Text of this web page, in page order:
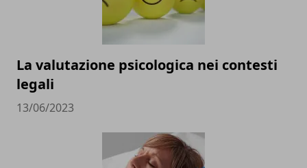
La valutazione psicologica nei contesti
legali
13/06/2023